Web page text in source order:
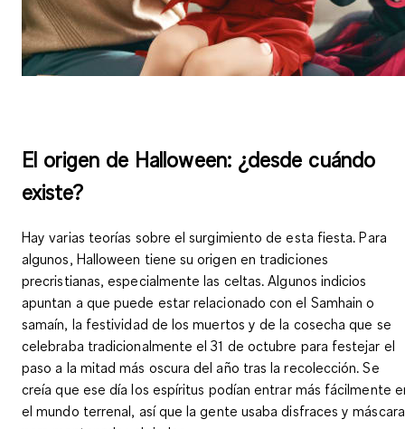
El origen de Halloween: ¿desde cuándo
existe?
Hay varias teorías sobre el surgimiento de esta fiesta. Para
algunos, Halloween tiene su origen en tradiciones
precristianas, especialmente las celtas. Algunos indicios
apuntan a que puede estarrelacionado con el Samhain o
samaín, la festividad de los muertos y de la cosecha que se
celebraba tradicionalmente el 31 de octubre para festejar el
paso a la mitad más oscura del año tras la recolección. Se
creía que ese día los espíritus podían entrar más fácilmente
el mundo terrenal, así que la gente usaba disfraces y